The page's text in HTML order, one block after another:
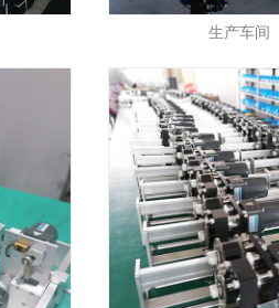
生产车间